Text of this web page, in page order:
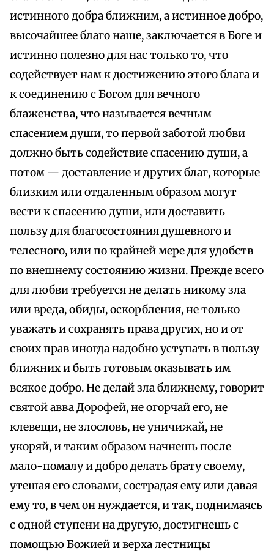
истинного добра ближним, а истинное добро,
высочайшее благо наше, заключается в Боге и
истинно полезно для нас только то, что
содействует нам к достижению этого блага и
к соединению с Богом для вечного
блаженства, что называется вечным
спасением души, то первой заботой любви
должно быть содействие спасению души, а
потом — доставление и других благ, которые
близким или отдаленным образом могут
вести к спасению души, или доставить
пользу для благосостояния душевного и
телесного, или по крайней мере для удобств
по внешнему состоянию жизни. Прежде всего
для любви требуется не делать никому зла
или вреда, обиды, оскорбления, не только
уважать и сохранять права других, но и от
своих прав иногда надобно уступать в пользу
ближних и быть готовым оказывать им
всякое добро. Не делай зла ближнему, говорит
святой авва Дорофей, не огорчай его, не
клевещи, не злословь, не уничижай, не
укоряй, и таким образом начнешь после
мало-помалу и добро делать брату своему,
утешая его словами, сострадая ему или давая
ему то, в чем он нуждается, и так, поднимаясь
с одной ступени на другую, достигнешь с
помощью Божией и верха лестницы